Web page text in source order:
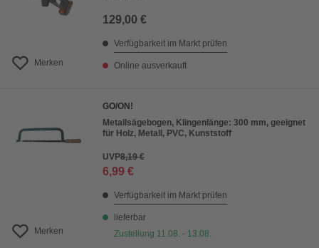
Merken
129,00 €
Verfügbarkeit im Markt prüfen
Online ausverkauft
Merken
GO/ON!
Metallsägebogen, Klingenlänge: 300 mm, geeignet
für Holz, Metall, PVC, Kunststoff
UVP8,19 €
6,99 €
Verfügbarkeit im Markt prüfen
lieferbar
Zustellung 11.08. - 13.08.